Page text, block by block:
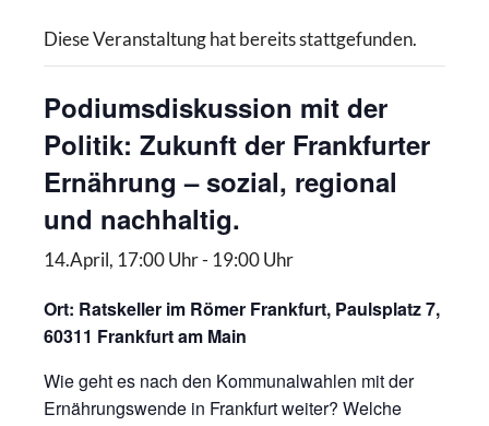
Diese Veranstaltung hat bereits stattgefunden.
Podiumsdiskussion mit der
Politik: Zukunft der Frankfurter
Ernährung – sozial, regional
und nachhaltig.
14.April, 17:00 Uhr- 19:00 Uhr
Ort: Ratskeller im Römer Frankfurt, Paulsplatz 7,
60311 Frankfurt am Main
Wie geht es nach den Kommunalwahlen mit der
Ernährungswende in Frankfurt weiter? Welche